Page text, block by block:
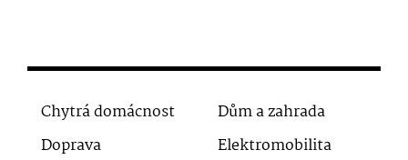
Chytrá domácnost
Dům a zahrada
Doprava
Elektromobilita